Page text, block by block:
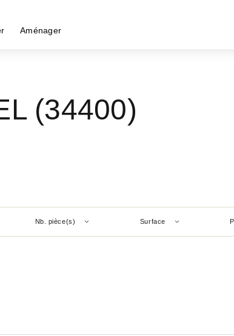
Aménager
(34400)
Nb. pièce(s) Surface